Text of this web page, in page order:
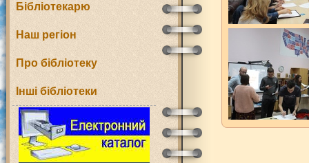
Бібліотекарю
Наш регіон
Про бібліотеку
Інші бібліотеки